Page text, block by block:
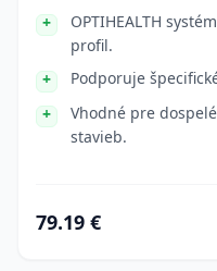
OPTIHEALTH
profil.
Podporuje
Vhodné pre
stavieb.
79.19 €